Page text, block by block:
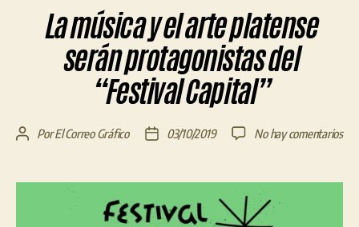
La música y el arte platense
serán protagonistas del
“Festival Capital”
Autor
entrada
PorEl Correo Gráfico
Fecha
entrada
03/10/2019 No hay comentariosen
y